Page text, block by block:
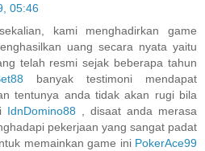
05:46
kami menghadirkan game
uang secara nyata yaitu
telah resmi sejak beberapa tahun
banyak testimoni mendapat
tentunya anda tidak akan rugi bila
IdnDomino88 , disaat anda merasa
pekerjaan yang sangat padat
memainkan game ini PokerAce99